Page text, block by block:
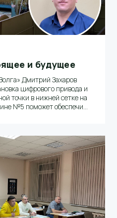
и будущее
Дмитрий Захаров
цифрового привода и
точки в нижней сетке на
№5 поможет обеспечить